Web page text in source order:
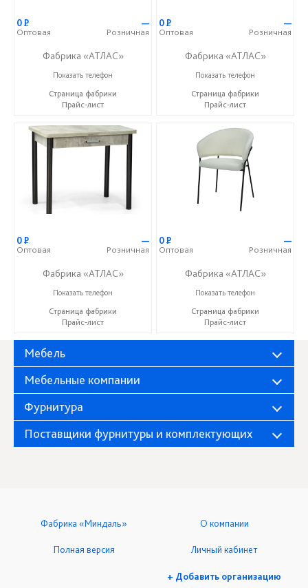
0Р
Оптовая
—
Розничная
Фабрика «АТЛАС»
+7 (937) 917-00-01
Показать телефон
Страница фабрики
Прайс-лист
0Р
Оптовая
—
Розничная
Фабрика «АТЛАС»
+7 (937) 917-00-01
Показать телефон
Страница фабрики
Прайс-лист
0Р
Оптовая
—
Розничная
Фабрика «АТЛАС»
+7 (937) 917-00-01
Показать телефон
Страница фабрики
Прайс-лист
0Р
Оптовая
—
Розничная
Фабрика «АТЛАС»
+7 (937) 917-00-01
Показать телефон
Страница фабрики
Прайс-лист
Мебель
Мебельные компании
Фурнитура
Поставщики фурнитуры и комплектующих
Фабрика «Миндаль» О компании
Полная версия Личный кабинет
+ Добавить организацию